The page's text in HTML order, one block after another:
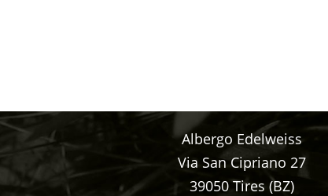
Albergo Edelweiss
Via San Cipriano 27
39050 Tires (BZ)